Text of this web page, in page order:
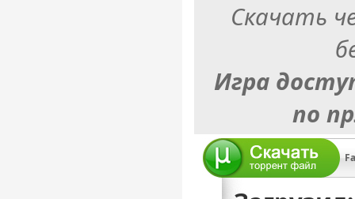
Скачать
Игра
по